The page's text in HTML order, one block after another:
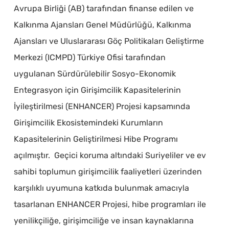
Avrupa Birliği (AB) tarafından finanse edilen ve
Kalkınma Ajansları Genel Müdürlüğü, Kalkınma
Ajansları ve Uluslararası Göç Politikaları Geliştirme
Merkezi (ICMPD) Türkiye Ofisi tarafından
uygulanan Sürdürülebilir Sosyo-Ekonomik
Entegrasyon için Girişimcilik Kapasitelerinin
İyileştirilmesi (ENHANCER) Projesi kapsamında
Girişimcilik Ekosistemindeki Kurumların
Kapasitelerinin Geliştirilmesi Hibe Programı
açılmıştır. Geçici koruma altındaki Suriyeliler ve ev
sahibi toplumun girişimcilik faaliyetleri üzerinden
karşılıklı uyumuna katkıda bulunmak amacıyla
tasarlanan ENHANCER Projesi, hibe programları ile
yenilikçiliğe, girişimciliğe ve insan kaynaklarına